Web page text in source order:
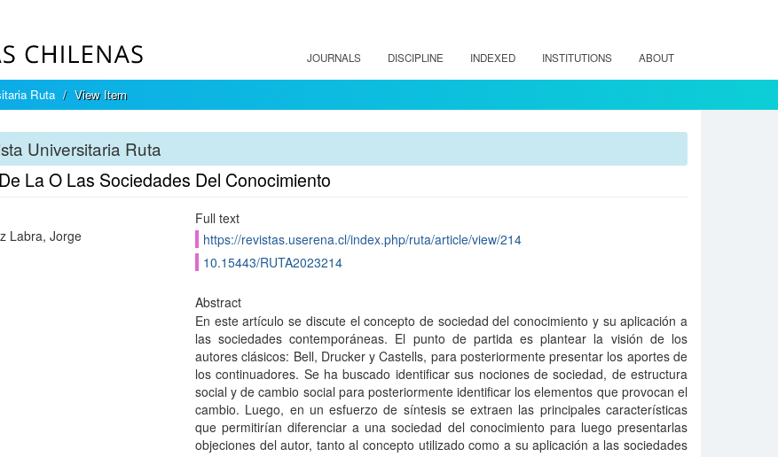
JOURNALS DISCIPLINE INDEXED INSTITUTIONS ABOUT
Ruta View Item
Universitaria Ruta
La O Las Sociedades Del Conocimiento
Labra, Jorge
Full text
https://revistas.userena.cl/index.php/ruta/article/view/214
10.15443/RUTA2023214
Abstract
En este artículo se discute el concepto de sociedad del conocimiento y su aplicación a
las sociedades contemporáneas. El punto de partida es plantear la visión de los
autores clásicos: Bell, Drucker y Castells, para posteriormente presentar los aportes de
los continuadores. Se ha buscado identificar sus nociones de sociedad, de estructura
social y de cambio social para posteriormente identificar los elementos que provocan el
cambio. Luego, en un esfuerzo de síntesis se extraen las principales características
que permitirían diferenciar a una sociedad del conocimiento para luego presentarlas
objeciones del autor, tanto al concepto utilizado como a su aplicación a las sociedades